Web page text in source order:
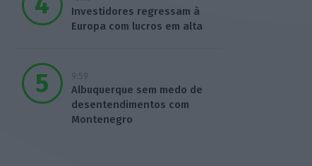
Investidores regressam à
Europa com lucros em alta
9:59
Albuquerque sem medo de
desentendimentos com
Montenegro